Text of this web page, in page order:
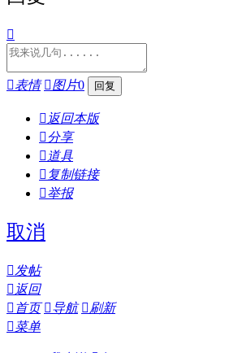

表情 图片0
 返回本版
分享
 道具
 复制链接
举报
取消
发帖
 返回
 首页 导航 刷新
菜单